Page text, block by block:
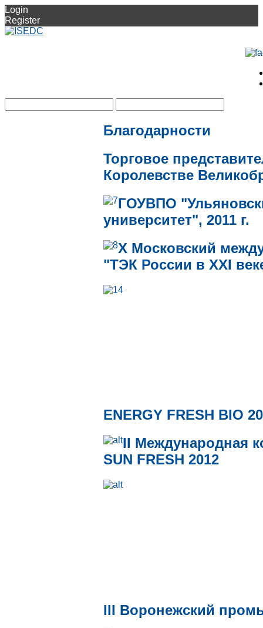
Login
Register
Благодарности
Торговое
Королевстве
ГОУВПО
университет", 2011 г.
Х Московский
"ТЭК России в XXI
ENERGY FRESH BIO
II Международная
SUN FRESH 2012
III Воронежский